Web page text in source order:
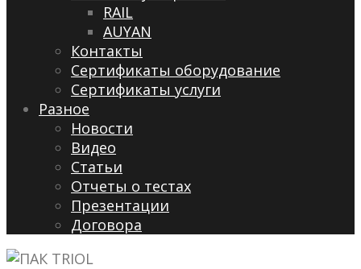
RAIL
AUYAN
Контакты
Сертификаты оборудование
Сертификаты услуги
Разное
Новости
Видео
Cтатьи
Отчеты о тестах
Презентации
Договора